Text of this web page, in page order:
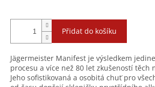
Přidat do košíku
Jägermeister Manifest je výsledkem
procesu a více než 80 let zkušeností těch
Jeho sofistikovaná a osobitá chuť pro